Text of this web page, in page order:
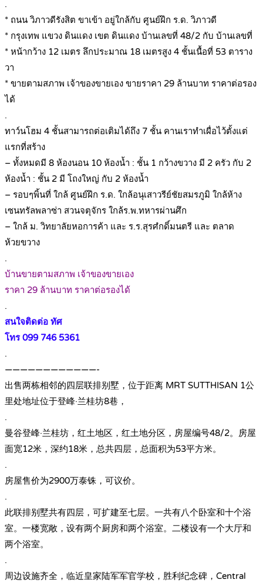
.
* ถนน วิภาวดีรังสิต ขาเข้า อยู่ใกล้กับ ศูนย์ฝึก ร.ด. วิภาวดี
* กรุงเทพ แขวง ดินแดง เขต ดินแดง บ้านเลขที่ 48/2 กับ บ้านเลขที่
* หน้ากว้าง 12 เมตร ลึกประมาณ 18 เมตรสูง 4 ชั้นเนื้อที่ 53 ตาราง
วา
* ขายตามสภาพ เจ้าของขายเอง ขายราคา 29 ล้านบาท ราคาต่อรอง
ได้
.
ทาว์นโฮม 4 ชั้นสามารถต่อเติมได้ถึง 7 ชั้น คานเราทำเผื่อไว้ตั้งแต่
แรกที่สร้าง
– ทั้งหมดมี 8 ห้องนอน 10 ห้องน้ำ : ชั้น 1 กว้างขวาง มี 2 ครัว กับ 2
ห้องน้ำ : ชั้น 2 มี โถงใหญ่ กับ 2 ห้องน้ำ
– รอบๆพิ้นที่ ใกล้ ศูนย์ฝึก ร.ด. ใกล้อนุเสาวรีย์ชัยสมรภูมิ ใกล้ห้าง
เซนทรัลพลาซ่า สวนจตุจักร ใกล้ร.พ.ทหารผ่านศึก
– ใกล้ ม. วิทยาลัยหอการค้า และ ร.ร.สุรศํกดิ์มนตรี และ ตลาด
ห้วยขวาง
.
บ้านขายตามสภาพ เจ้าของขายเอง
ราคา 29 ล้านบาท ราคาต่อรองได้
.
สนใจติดต่อ ทัศ
โทร 099 746 5361
.
————————————-
出售两栋相邻的四层联排别墅，位于距离 MRT SUTTHISAN 1公
里处地址位于登峰·兰桂坊8巷，
.
曼谷登峰·兰桂坊，红土地区，红土地分区，房屋编号48/2。房屋
面宽12米，深约18米，总共四层，总面积为53平方米。
.
房屋售价为2900万泰铢，可议价。
.
此联排别墅共有四层，可扩建至七层。一共有八个卧室和十个浴
室。一楼宽敞，设有两个厨房和两个浴室。二楼设有一个大厅和
两个浴室。
.
周边设施齐全，临近皇家陆军军官学校，胜利纪念碑，Central